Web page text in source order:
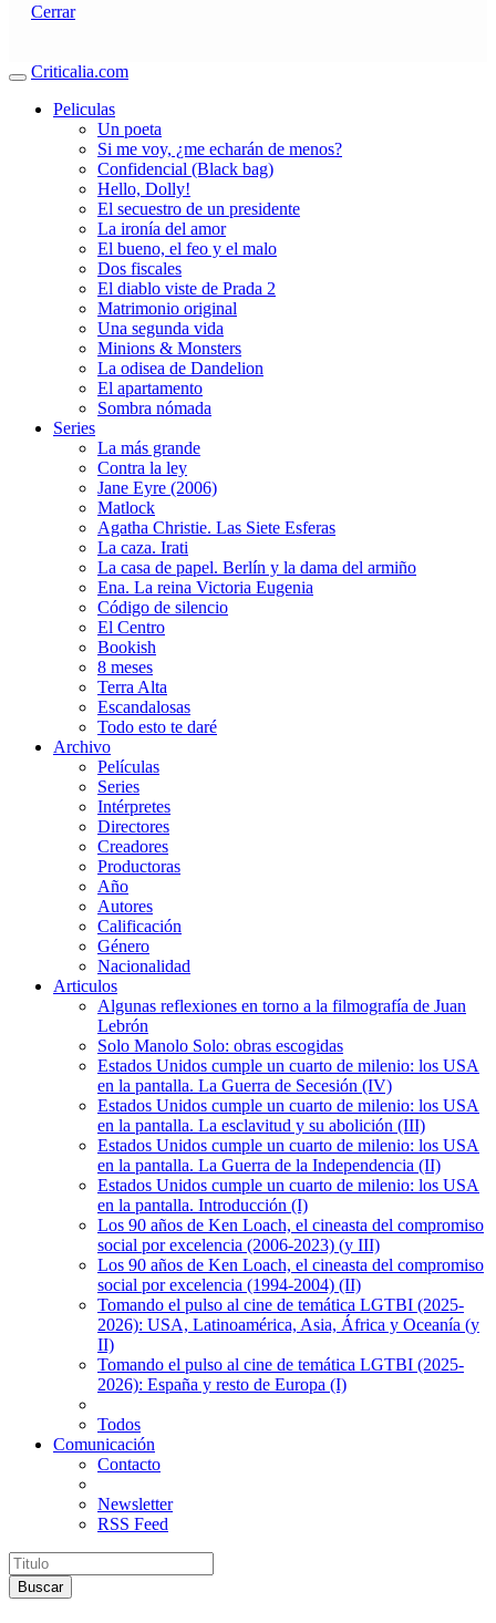
Cerrar
Criticalia.com
Peliculas
Un poeta
Si me voy, ¿me echarán de menos?
Confidencial (Black bag)
Hello, Dolly!
El secuestro de un presidente
La ironía del amor
El bueno, el feo y el malo
Dos fiscales
El diablo viste de Prada 2
Matrimonio original
Una segunda vida
Minions & Monsters
La odisea de Dandelion
El apartamento
Sombra nómada
Series
La más grande
Contra la ley
Jane Eyre (2006)
Matlock
Agatha Christie. Las Siete Esferas
La caza. Irati
La casa de papel. Berlín y la dama del armiño
Ena. La reina Victoria Eugenia
Código de silencio
El Centro
Bookish
8 meses
Terra Alta
Escandalosas
Todo esto te daré
Archivo
Películas
Series
Intérpretes
Directores
Creadores
Productoras
Año
Autores
Calificación
Género
Nacionalidad
Articulos
Algunas reflexiones en torno a la filmografía de Juan
Lebrón
Solo Manolo Solo: obras escogidas
Estados Unidos cumple un cuarto de milenio: los USA
en la pantalla. La Guerra de Secesión (IV)
Estados Unidos cumple un cuarto de milenio: los USA
en la pantalla. La esclavitud y su abolición (III)
Estados Unidos cumple un cuarto de milenio: los USA
en la pantalla. La Guerra de la Independencia (II)
Estados Unidos cumple un cuarto de milenio: los USA
en la pantalla. Introducción (I)
Los 90 años de Ken Loach, el cineasta del compromiso
social por excelencia (2006-2023) (y III)
Los 90 años de Ken Loach, el cineasta del compromiso
social por excelencia (1994-2004) (II)
Tomando el pulso al cine de temática LGTBI (2025-
2026): USA, Latinoamérica, Asia, África y Oceanía (y
II)
Tomando el pulso al cine de temática LGTBI (2025-
2026): España y resto de Europa (I)
Todos
Comunicación
Contacto
Newsletter
RSS Feed
Buscar